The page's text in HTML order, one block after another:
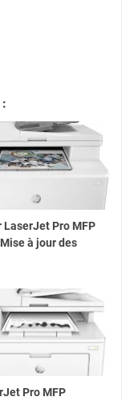
LaserJet Pro MFP
à jour des
Pro MFP